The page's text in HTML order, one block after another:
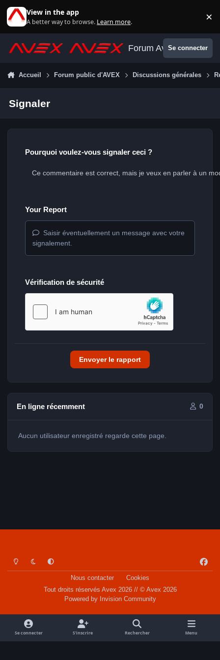
View in the app
A better way to browse. Learn more. ×
Forum AvexSe connecter
Accueil Forum public d'AVEX Discussions générales
Signaler
Pourquoi voulez-vous signaler ceci ?
Your Report
Saisir éventuellement un message avec votre
signalement.
Vérification de sécurité
Envoyer le rapport
En ligne récemment 0
Aucun utilisateur enregistré regarde cette page.
Light ModeDark ModeSystem Preference
a
o
k
Nous contacter
Cookies
Tout droits réservés Avex 2026 // © Avex 2026
Powered by Invision Community
Se connecter S’inscrire Rechercher Menu